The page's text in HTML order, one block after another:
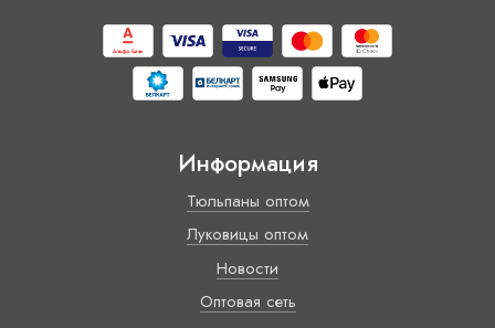
Информация
Тюльпаны оптом
Луковицы оптом
Новости
Оптовая сеть